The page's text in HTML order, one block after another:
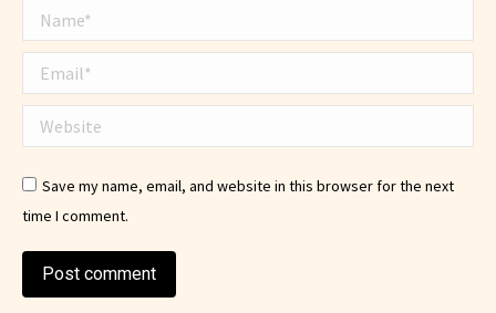
Name *
Email *
Website
Save my name, email, and website in this browser for the next
time I comment.
Post comment